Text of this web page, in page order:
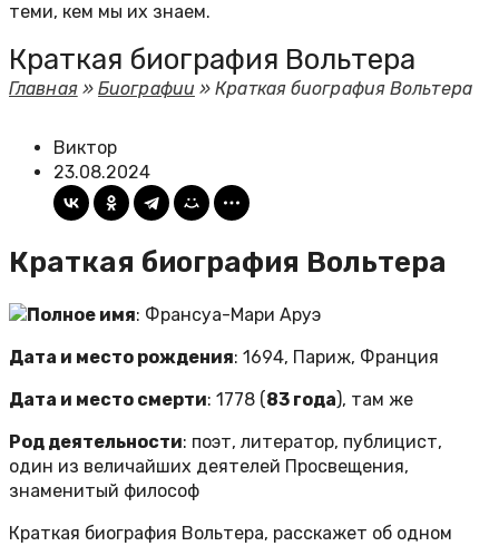
теми, кем мы их знаем.
Краткая биография Вольтера
Главная»Биографии »Краткая биография Вольтера
Виктор
23.08.2024
Краткая биография Вольтера
Полное имя: Франсуа-Мари Аруэ
Дата и место рождения: 1694, Париж, Франция
Дата и место смерти: 1778 (83 года), там же
Род деятельности: поэт, литератор, публицист,
один из величайших деятелей Просвещения,
знаменитый философ
Краткая биография Вольтера, расскажет об одном